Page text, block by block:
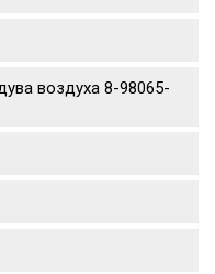
воздуха 8-98065-